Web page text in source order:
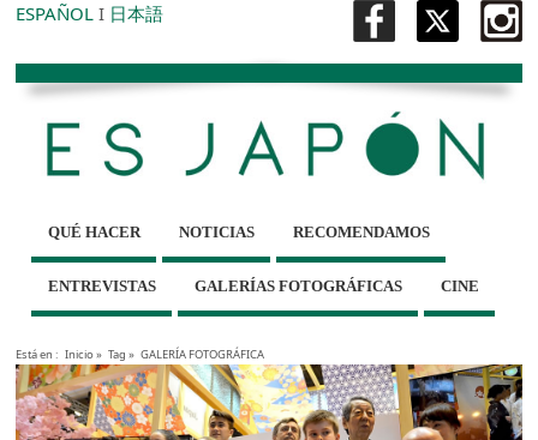
ESPAÑOL I 日本語
QUÉ HACER NOTICIAS RECOMENDAMOS
ENTREVISTAS GALERÍAS FOTOGRÁFICAS CINE
Está en : Inicio» Tag » GALERÍA FOTOGRÁFICA